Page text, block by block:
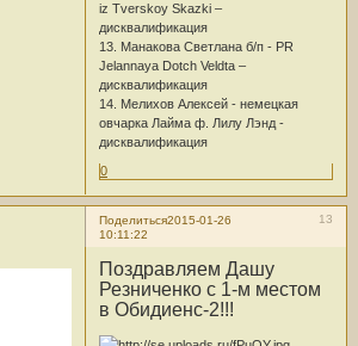
iz Tverskoy Skazki –
дисквалификация
13. Манакова Светлана б/п - PR
Jelannaya Dotch Veldta –
дисквалификация
14. Мелихов Алексей - немецкая
овчарка Лайма ф. Лилу Лэнд -
дисквалификация
0
Поделиться 13
2015-01-26
10:11:22
Поздравляем Дашу
Резниченко с 1-м местом
в Обидиенс-2!!!